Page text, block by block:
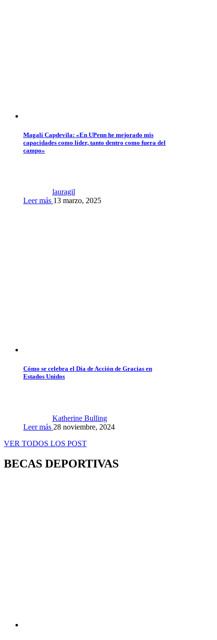
Magalí Capdevila: «En UPenn he mejorado mis
capacidades como líder, tanto dentro como fuera del
campo»
lauragil
Leer más 13 marzo, 2025
Cómo se celebra el Día de Acción de Gracias en
Estados Unidos
Katherine Bulling
Leer más 28 noviembre, 2024
VER TODOS LOS POST
BECAS DEPORTIVAS